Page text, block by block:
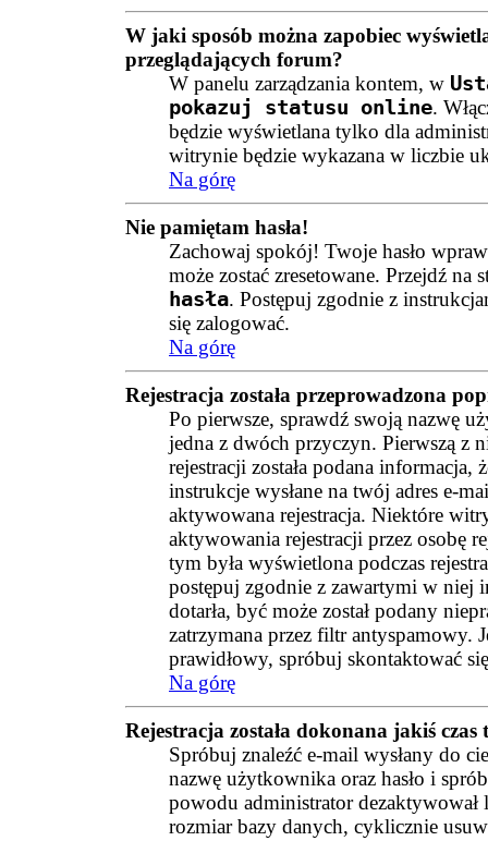
W jaki sposób można zapobiec
przeglądających forum?
W panelu zarządzania kontem, w
pokazuj statusu online.
będzie wyświetlana tylko dla
witrynie będzie wykazana w liczbie
Na górę
Nie pamiętam hasła!
Zachowaj spokój! Twoje hasło
może zostać zresetowane. Przejdź
hasła. Postępuj zgodnie z
się zalogować.
Na górę
Rejestracja została przeprowadzona
Po pierwsze, sprawdź swoją nazwę
jedna z dwóch przyczyn. Pierwszą z
rejestracji została podana
instrukcje wysłane na twój adres e-
aktywowana rejestracja. Niektóre
aktywowania rejestracji przez osobę
tym była wyświetlona podczas
postępuj zgodnie z zawartymi w niej
dotarła, być może został podany
zatrzymana przez filtr antyspamowy.
prawidłowy, spróbuj skontaktować
Na górę
Rejestracja została dokonana jakiś
Spróbuj znaleźć e-mail wysłany do
nazwę użytkownika oraz hasło i
powodu administrator
rozmiar bazy danych, cyklicznie